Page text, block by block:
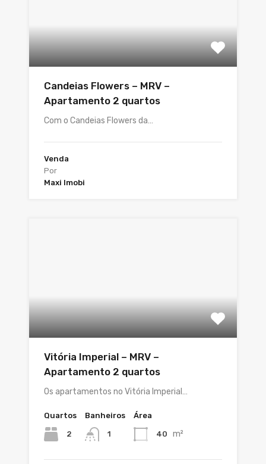
Candeias Flowers – MRV –
Apartamento 2 quartos
Com o Candeias Flowers da…
Venda
Por
Maxi Imobi
Vitória Imperial – MRV –
Apartamento 2 quartos
Os apartamentos no Vitória Imperial…
Quartos
2
Banheiros
1
Área
40 m²